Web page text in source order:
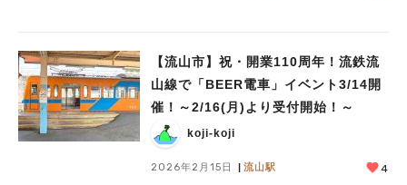
【流山市】祝・開業110周年！流鉄流
山線で「BEER電車」イベント3/14開
催！～2/16(月)より受付開始！～
koji-koji
2026年2月15日 流山駅 4